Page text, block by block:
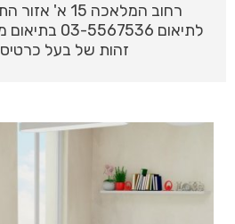
רחוב המלאכה 15
לתיאום 03-
זהות של בעל